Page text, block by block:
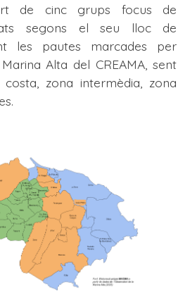
de cinc grups focus de
segons el seu lloc de
les pautes marcades per
Alta del CREAMA, sent
zona intermèdia, zona